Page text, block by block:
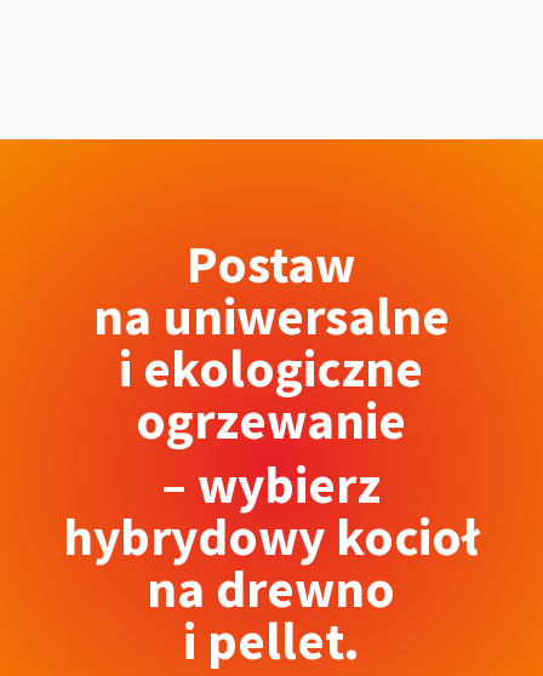
Postaw
na uniwersalne
i ekologiczne
ogrzewanie
– wybierz
hybrydowy kocioł
na drewno
i pellet.